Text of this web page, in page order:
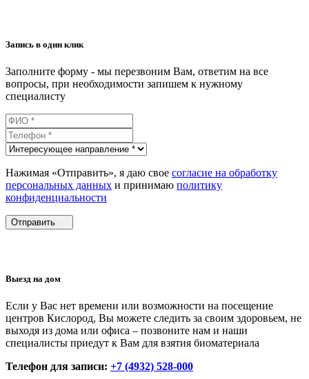
Запись в один клик
Заполните форму - мы перезвоним Вам, ответим на все
вопросы, при необходимости запишем к нужному
специалисту
Нажимая «Отправить», я даю свое согласие на обработку
персональных данных и принимаю политику
конфиденциальности
Отправить
Выезд на дом
Если у Вас нет времени или возможности на посещение
центров Кислород, Вы можете следить за своим здоровьем, не
выходя из дома или офиса – позвоните нам и наши
специалисты приедут к Вам для взятия биоматериала
Телефон для записи: +7 (4932) 528-000